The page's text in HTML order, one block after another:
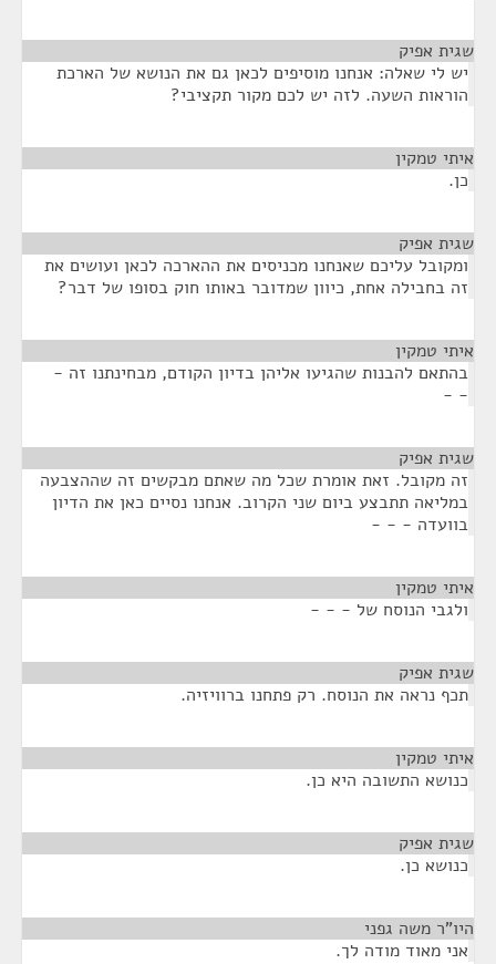
שגית אפיק
יש לי שאלה: אנחנו מוסיפים לכאן גם את הנושא של הארכת
הוראות השעה. לזה יש לכם מקור תקציבי?
איתי טמקין
כן.
שגית אפיק
ומקובל עליכם שאנחנו מכניסים את ההארכה לכאן ועושים את
זה בחבילה אחת, כיוון שמדובר באותו חוק בסופו של דבר?
איתי טמקין
בהתאם להבנות שהגיעו אליהן בדיון הקודם, מבחינתנו זה -
- -
שגית אפיק
זה מקובל. זאת אומרת שכל מה שאתם מבקשים זה שההצבעה
במליאה תתבצע ביום שני הקרוב. אנחנו נסיים כאן את הדיון
בוועדה - - -
איתי טמקין
ולגבי הנוסח של - - -
שגית אפיק
תכף נראה את הנוסח. רק פתחנו ברוויזיה.
איתי טמקין
כנושא התשובה היא כן.
שגית אפיק
כנושא כן.
היו"ר משה גפני
אני מאוד מודה לך.